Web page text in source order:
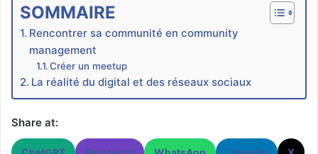
SOMMAIRE
Rencontrer sa communité en community
management
Créer un meetup
La réalité du digital et des réseaux sociaux
Share at: